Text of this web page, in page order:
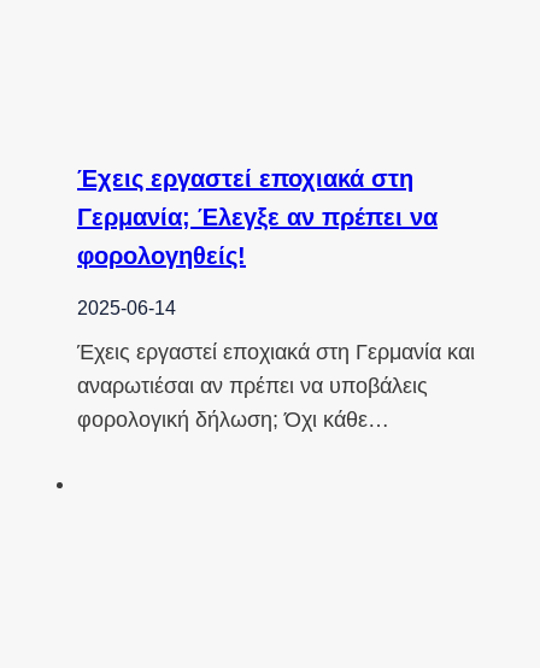
Έχεις εργαστεί εποχιακά στη
Γερμανία; Έλεγξε αν πρέπει να
φορολογηθείς!
2025-06-14
Έχεις εργαστεί εποχιακά στη Γερμανία και
αναρωτιέσαι αν πρέπει να υποβάλεις
φορολογική δήλωση; Όχι κάθε…